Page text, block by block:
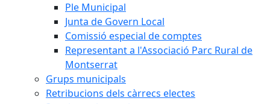
Ple Municipal
Junta de Govern Local
Comissió especial de comptes
Representant a l'Associació Parc Rural de
Montserrat
Grups municipals
Retribucions dels càrrecs electes